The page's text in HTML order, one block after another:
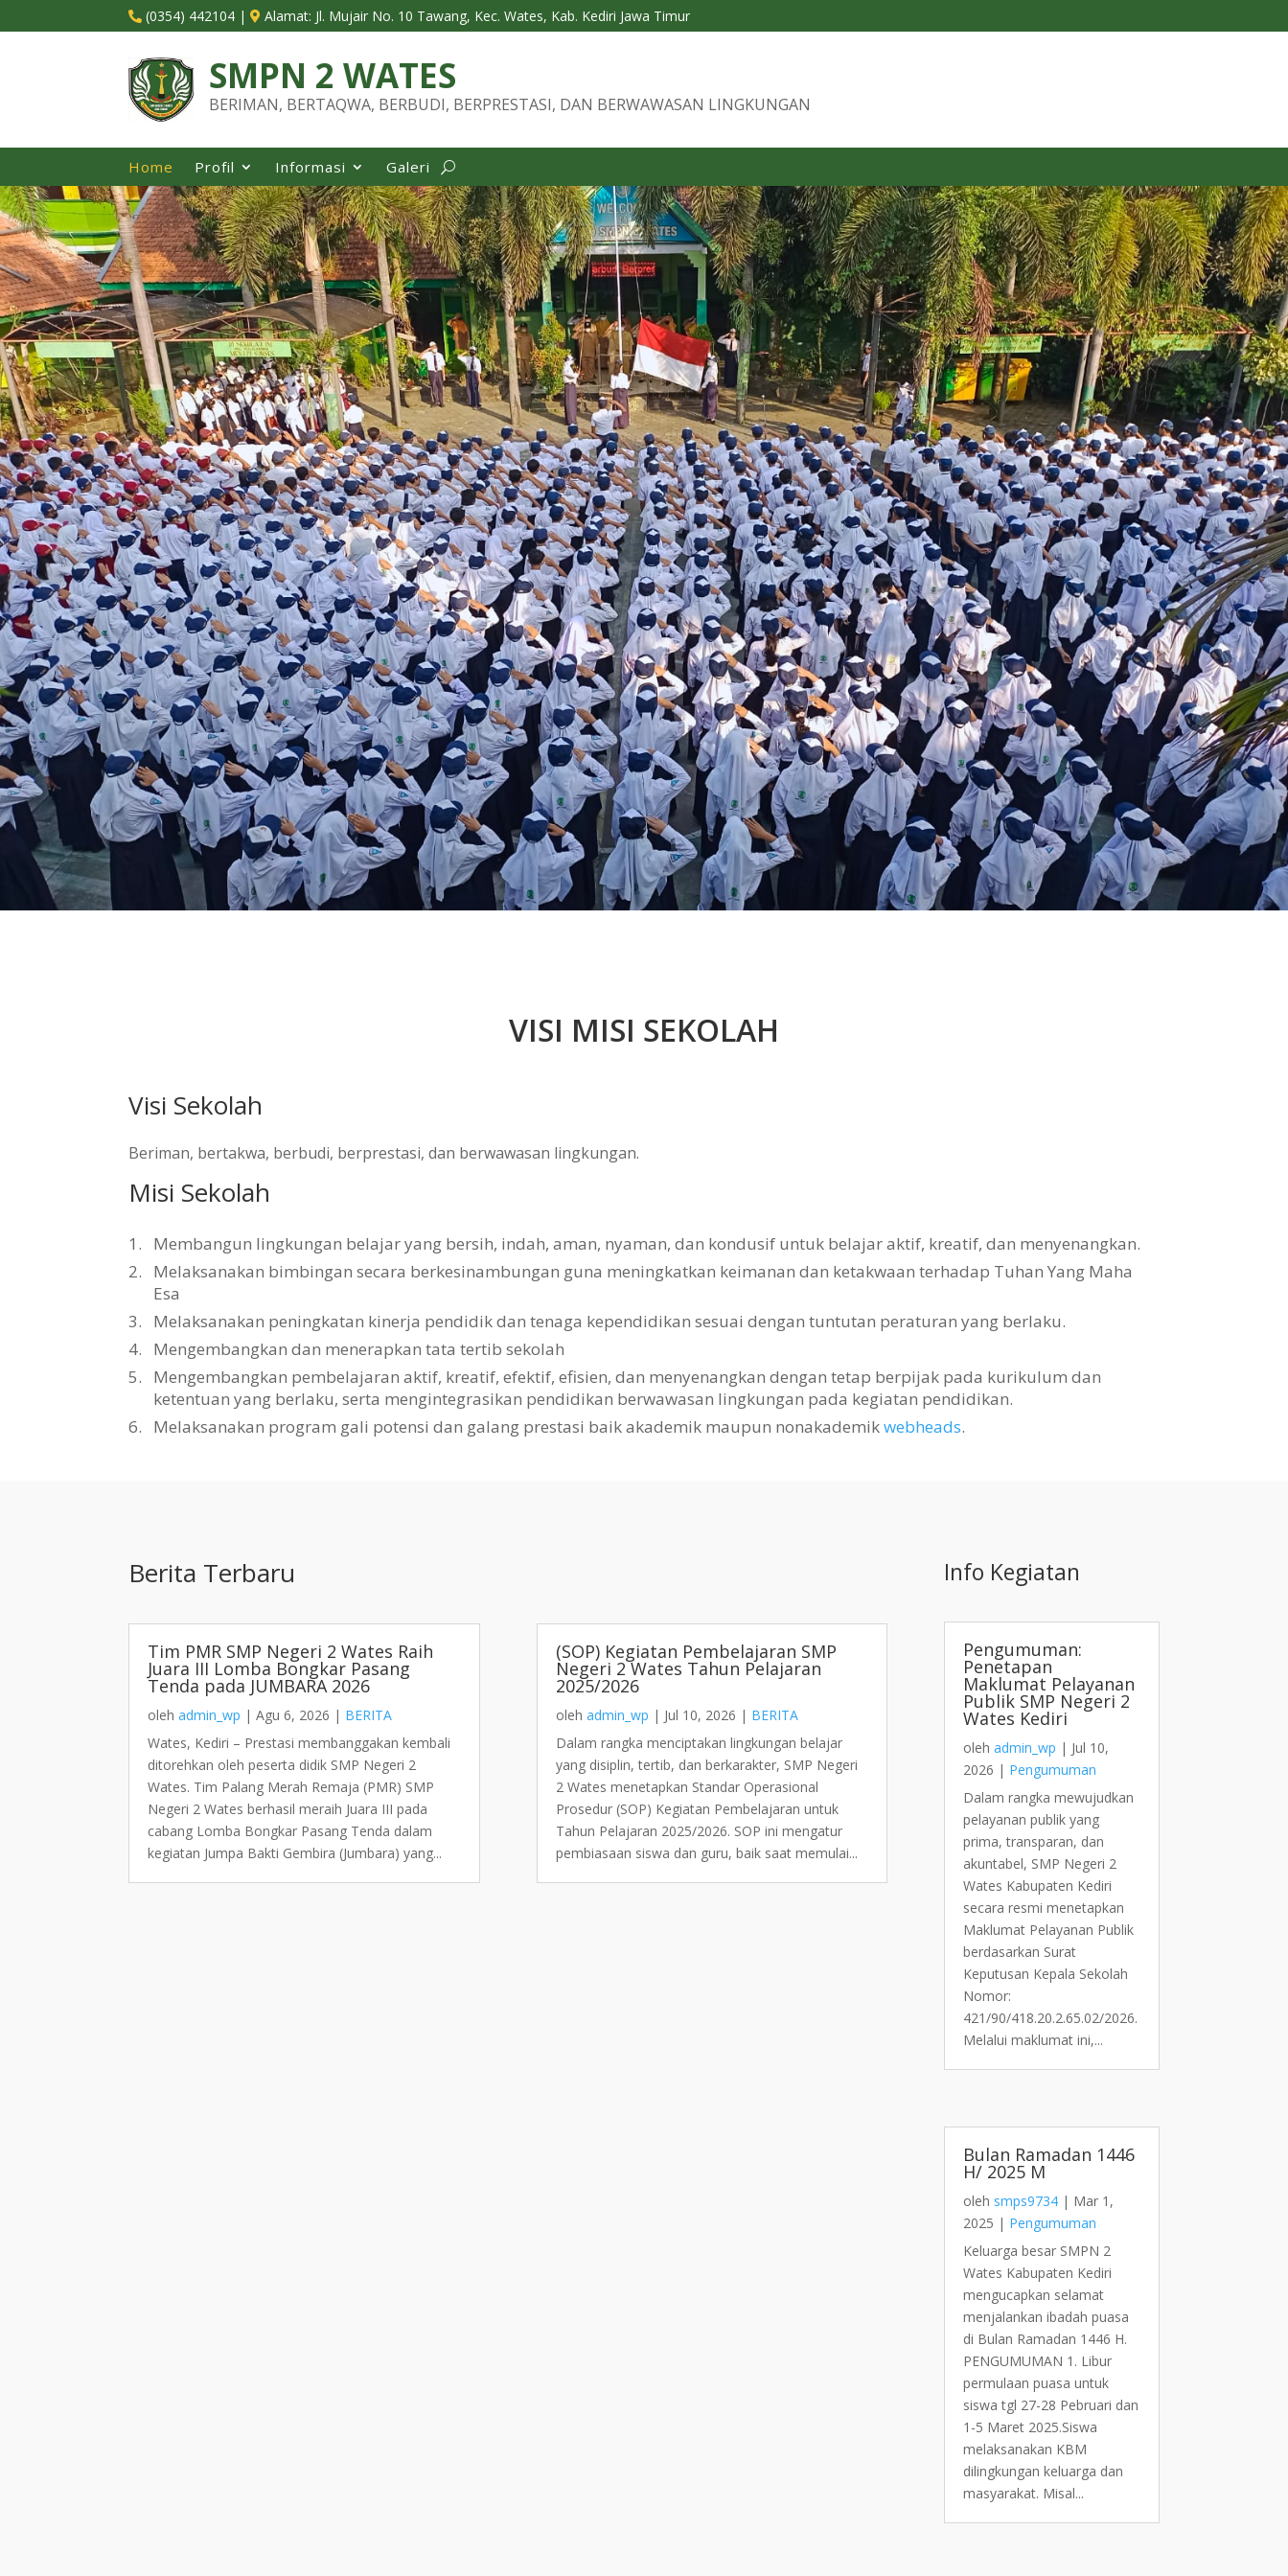
 (0354) 442104 | Alamat: Jl. Mujair No. 10 Tawang, Kec. Wates, Kab. Kediri Jawa Timur
SMPN 2 WATES
BERIMAN, BERTAQWA, BERBUDI, BERPRESTASI, DAN BERWAWASAN LINGKUNGAN
Home Profil Informasi Galeri
VISI MISI SEKOLAH
Visi Sekolah
Beriman, bertakwa, berbudi, berprestasi, dan berwawasan lingkungan.
Misi Sekolah
1.
Membangun lingkungan belajar yang bersih, indah, aman, nyaman, dan kondusif untuk belajar aktif, kreatif, dan menyenangkan.
2.
Melaksanakan bimbingan secara berkesinambungan guna meningkatkan keimanan dan ketakwaan terhadap Tuhan Yang Maha
Esa
3.
Melaksanakan peningkatan kinerja pendidik dan tenaga kependidikan sesuai dengan tuntutan peraturan yang berlaku.
4.
Mengembangkan dan menerapkan tata tertib sekolah
5.
Mengembangkan pembelajaran aktif, kreatif, efektif, efisien, dan menyenangkan dengan tetap berpijak pada kurikulum dan
ketentuan yang berlaku, serta mengintegrasikan pendidikan berwawasan lingkungan pada kegiatan pendidikan.
6.
Melaksanakan program gali potensi dan galang prestasi baik akademik maupun nonakademikwebheads.
Berita Terbaru
Tim PMR SMP Negeri 2 Wates Raih
Juara III Lomba Bongkar Pasang
Tenda pada JUMBARA 2026
olehadmin_wp |Agu 6, 2026 | BERITA
Wates, Kediri – Prestasi membanggakan kembali
ditorehkan oleh peserta didik SMP Negeri 2
Wates. Tim Palang Merah Remaja (PMR) SMP
Negeri 2 Wates berhasil meraih Juara III pada
cabang Lomba Bongkar Pasang Tenda dalam
kegiatan Jumpa Bakti Gembira (Jumbara) yang...
(SOP) Kegiatan Pembelajaran SMP
Negeri 2 Wates Tahun Pelajaran
2025/2026
oleh admin_wp | Jul 10, 2026 | BERITA
Dalam rangka menciptakan lingkungan belajar
yang disiplin, tertib, dan berkarakter, SMP Negeri
2 Wates menetapkan Standar Operasional
Prosedur (SOP) Kegiatan Pembelajaran untuk
Tahun Pelajaran 2025/2026. SOP ini mengatur
pembiasaan siswa dan guru, baik saat memulai...
Info Kegiatan
Pengumuman:
Penetapan
Maklumat Pelayanan
Publik SMP Negeri 2
Wates Kediri
olehadmin_wp | Jul 10,
2026 | Pengumuman
Dalam rangka mewujudkan
pelayanan publik yang
prima, transparan, dan
akuntabel, SMP Negeri 2
Wates Kabupaten Kediri
secara resmi menetapkan
Maklumat Pelayanan Publik
berdasarkan Surat
Keputusan Kepala Sekolah
Nomor:
421/90/418.20.2.65.02/2026.
Melalui maklumat ini,...
Bulan Ramadan 1446
H/ 2025 M
oleh smps9734 | Mar 1,
2025 | Pengumuman
Keluarga besar SMPN 2
Wates Kabupaten Kediri
mengucapkan selamat
menjalankan ibadah puasa
di Bulan Ramadan 1446 H.
PENGUMUMAN 1. Libur
permulaan puasa untuk
siswa tgl 27-28 Pebruari dan
1-5 Maret 2025.Siswa
melaksanakan KBM
dilingkungan keluarga dan
masyarakat. Misal...